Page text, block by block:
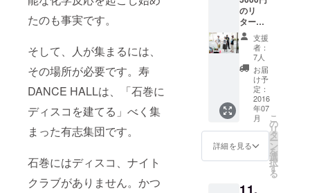
たのも事実です。
そして、人が集まるには、
その場所が必要です。寿
DANCE HALLは、「石巻に
ディスコを建てる」べく集
まった有志集団です。
石巻にはディスコ、ナイト
クラブがありません。かつ
のリ
ターン
+寿
DANCE
HALL
ロゴT
シャツ
(ボディ
白×プリ
ント
黒）
+当日限
定・石
巻地酒
カクテ
リンク
支援
者：
7人
お届
け予
定：
2016
年07
月
詳細を見る
こ
の
リ
タ
ー
ン
を
選
択
す
る